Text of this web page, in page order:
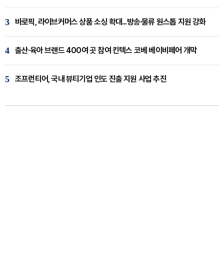
3 바로픽, 라이브커머스 상품 소싱 확대...방송·물류 원스톱 지원 강화
4 출산·육아 브랜드 400여 곳 참여 킨텍스 코베 베이비페어 개막
5 조프런티어, 국내 뷰티기업 인도 진출 지원 사업 추진